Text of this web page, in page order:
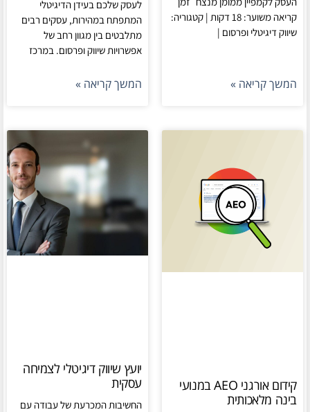
קריאה משוער: 18 דקות | קטגוריה:
שיווק דיגיטלי ופרסום |
המשך קריאה »
לעסק שלכם בעידן הדיגיטלי
המתפתח במהירות, עסקים רבים
מתלבטים בין מגוון רחב של
אפשרויות שיווק ופרסום. במרכז
המשך קריאה »
קידום אורגני AEO במנועי
בינה מלאכותית
יועץ שיווק דיגיטלי לצמיחה
עסקית
החשיבות המכרעת של עבודה עם